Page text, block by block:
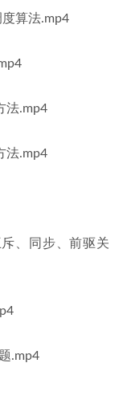
度算法.mp4
法.mp4
法.mp4
、同步、前驱关
.mp4